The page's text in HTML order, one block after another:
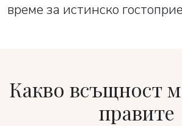
време за истинско
Какво всъщност
правите